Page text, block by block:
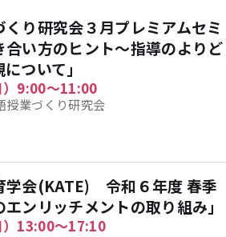
り研究会３月プレミアムセミ
合い方のヒント～指導のよりど
ついて」
9:00〜11:00
授業づくり研究会
学会(KATE) 令和６年度 春季
ンリッチメントの取り組み」
13:00～17:10